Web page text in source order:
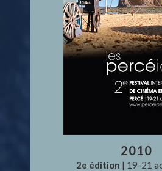
2010
2e édition | 19-21